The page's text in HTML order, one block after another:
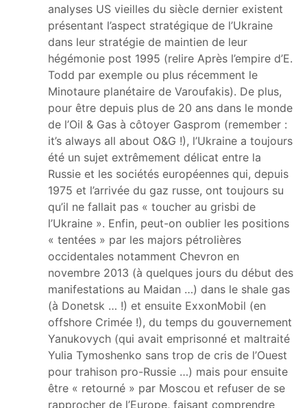
analyses US vieilles du siècle dernier existent
présentant l’aspect stratégique de l’Ukraine
dans leur stratégie de maintien de leur
hégémonie post 1995 (relire Après l’empire d’E.
Todd par exemple ou plus récemment le
Minotaure planétaire de Varoufakis). De plus,
pour être depuis plus de 20 ans dans le monde
de l’Oil & Gas à côtoyer Gasprom (remember :
it’s always all about O&G !), l’Ukraine a toujours
été un sujet extrêmement délicat entre la
Russie et les sociétés européennes qui, depuis
1975 et l’arrivée du gaz russe, ont toujours su
qu’il ne fallait pas « toucher au grisbi de
l’Ukraine ». Enfin, peut-on oublier les positions
« tentées » par les majors pétrolières
occidentales notamment Chevron en
novembre 2013 (à quelques jours du début des
manifestations au Maidan …) dans le shale gas
(à Donetsk … !) et ensuite ExxonMobil (en
offshore Crimée !), du temps du gouvernement
Yanukovych (qui avait emprisonné et maltraité
Yulia Tymoshenko sans trop de cris de l’Ouest
pour trahison pro-Russie …) mais pour ensuite
être « retourné » par Moscou et refuser de se
rapprocher de l’Europe, faisant comprendre